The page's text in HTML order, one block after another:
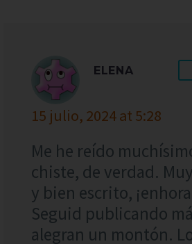
ELENA
15 julio, 2024 at 5:28
Me he reído
chiste, de verdad.
y bien escrito,
Seguid publicando
alegran un montón.